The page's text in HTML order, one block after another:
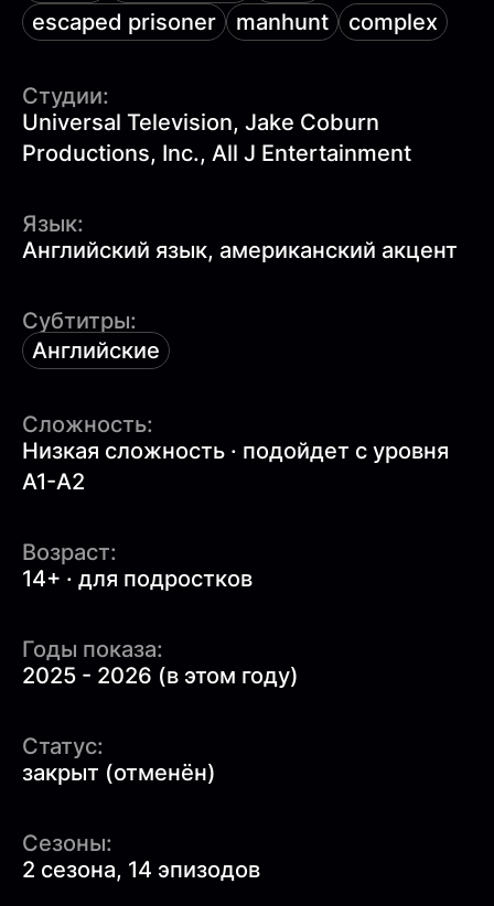
escaped prisoner
manhunt complex
Студии:
Universal Television, Jake Coburn
Productions, Inc., All J Entertainment
Язык:
Английский язык, американский акцент
Субтитры:
Английские
Сложность:
Низкая сложность · подойдет с уровня
A1-A2
Возраст:
14+ · для подростков
Годы показа:
2025 - 2026 (в этом году)
Статус:
закрыт (отменён)
Сезоны:
2 сезона, 14 эпизодов